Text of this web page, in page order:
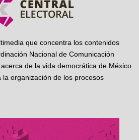
que concentra los contenidos
Nacional de Comunicación
de la vida democrática de México
organización de los procesos